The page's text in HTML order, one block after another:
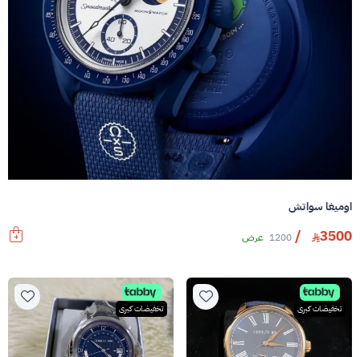
اوميغا سواتش
3500
/
1200 عرض
تخفيضات كبرى تخفيضات كبرى